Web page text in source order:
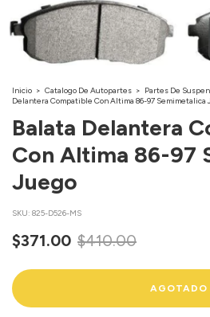
Inicio > Catalogo De Autopartes > Partes De
Delantera Compatible Con Altima 86-97 Semimetalica
Balata Delantera
Con Altima 86-97
Juego
SKU: 825-D526-MS
$371.00 $410.00